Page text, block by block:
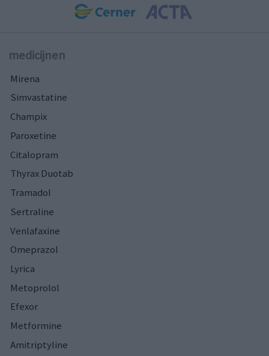
medicijnen
Mirena
Simvastatine
Champix
Paroxetine
Citalopram
Thyrax Duotab
Tramadol
Sertraline
Venlafaxine
Omeprazol
Lyrica
Metoprolol
Efexor
Metformine
Amitriptyline